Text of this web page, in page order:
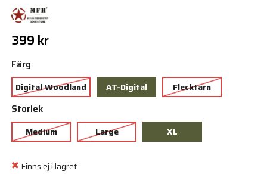
399 kr
Färg
Digital Woodland AT-Digital Flecktarn
Storlek
Medium Large XL
Finns ej i lagret